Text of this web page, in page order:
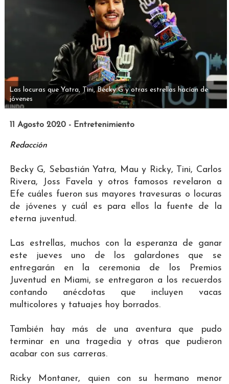
Las locuras que Yatra, Tini, Becky G y otras estrellas hacían de
jóvenes
11 Agosto 2020 - Entretenimiento
Redacción
Becky G, Sebastián Yatra, Mau y Ricky, Tini, Carlos
Rivera, Joss Favela y otros famosos revelaron a
Efe cuáles fueron sus mayores travesuras o locuras
de jóvenes y cuál es para ellos la fuente de la
eterna juventud.
Las estrellas, muchos con la esperanza de ganar
este jueves uno de los galardones que se
entregarán en la ceremonia de los Premios
Juventud en Miami, se entregaron a los recuerdos
contando anécdotas que incluyen vacas
multicolores y tatuajes hoy borrados.
También hay más de una aventura que pudo
terminar en una tragedia y otras que pudieron
acabar con sus carreras.
Ricky Montaner, quien con su hermano menor